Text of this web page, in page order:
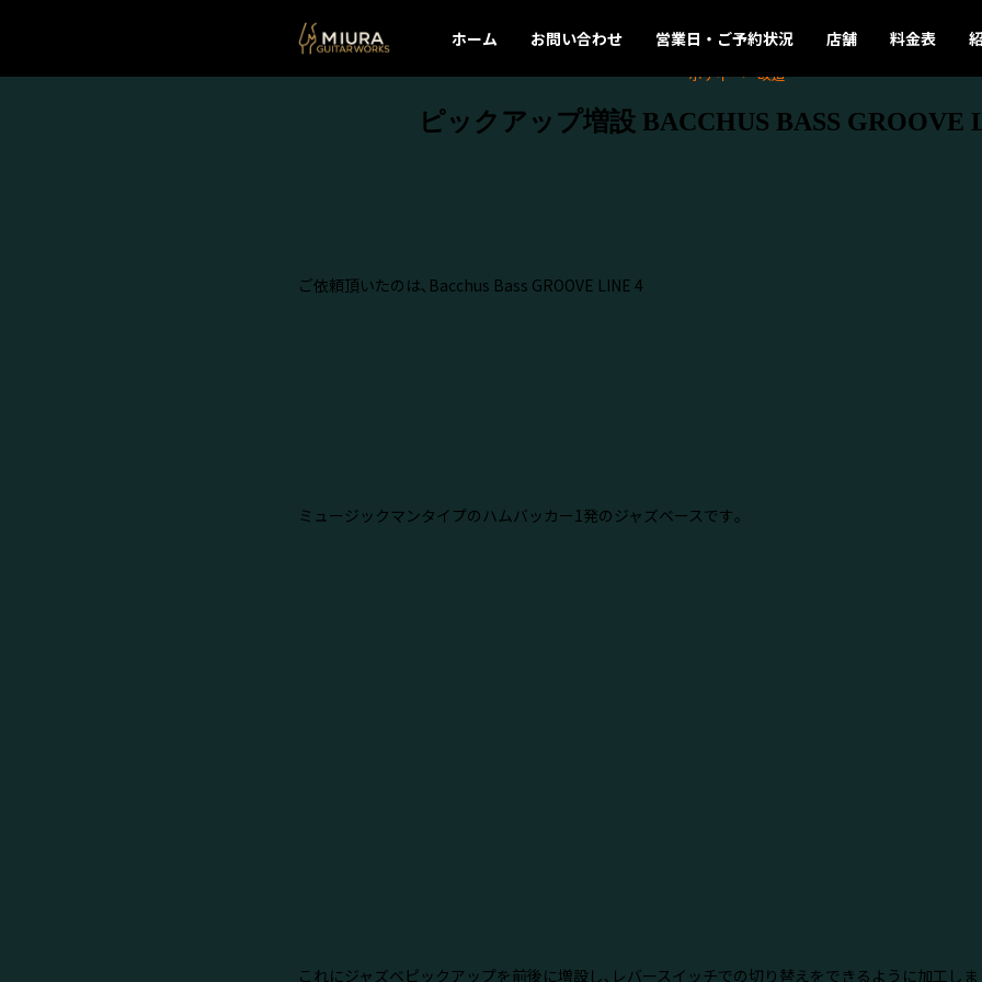
ホーム お問い合わせ 営業日・ご予約状況 店舗 料金表
ボディ 改造
ピックアップ増設 BACCHUS BASS GROOVE
ご依頼頂いたのは､Bacchus Bass GROOVE LINE 4
ミュージックマンタイプのハムバッカー1発のジャズベースです｡
これにジャズベピックアップを前後に増設し､レバースイッチでの切り替えをできるように加工し